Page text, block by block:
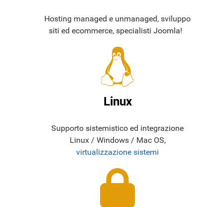
Hosting managed e unmanaged, sviluppo
siti ed ecommerce, specialisti Joomla!
Linux
Supporto sistemistico ed integrazione
Linux / Windows / Mac OS,
virtualizzazione sistemi